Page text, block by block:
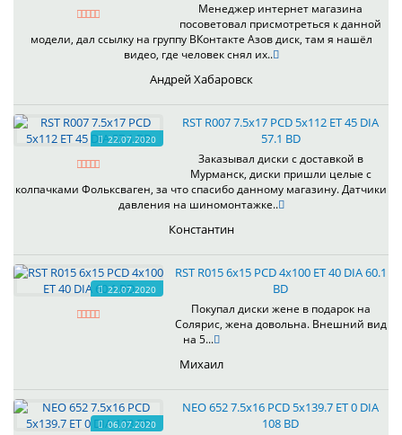
Менеджер интернет магазина
посоветовал присмотреться к данной
модели, дал ссылку на группу ВКонтакте Азов диск, там я нашёл
видео, где человек снял их..
Андрей Хабаровск
22.07.2020
RST R007 7.5x17 PCD 5x112 ET 45 DIA
57.1 BD
Заказывал диски с доставкой в
Мурманск, диски пришли целые с
колпачками Фольксваген, за что спасибо данному магазину. Датчики
давления на шиномонтажке..
Константин
22.07.2020
RST R015 6x15 PCD 4x100 ET 40 DIA 60.1
BD
Покупал диски жене в подарок на
Солярис, жена довольна. Внешний вид
на 5...
Михаил
06.07.2020
NEO 652 7.5x16 PCD 5x139.7 ET 0 DIA
108 BD